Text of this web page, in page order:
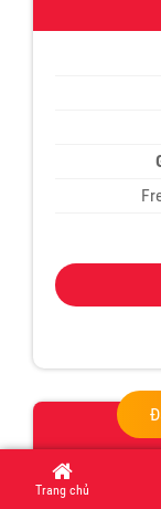
Trang chủ